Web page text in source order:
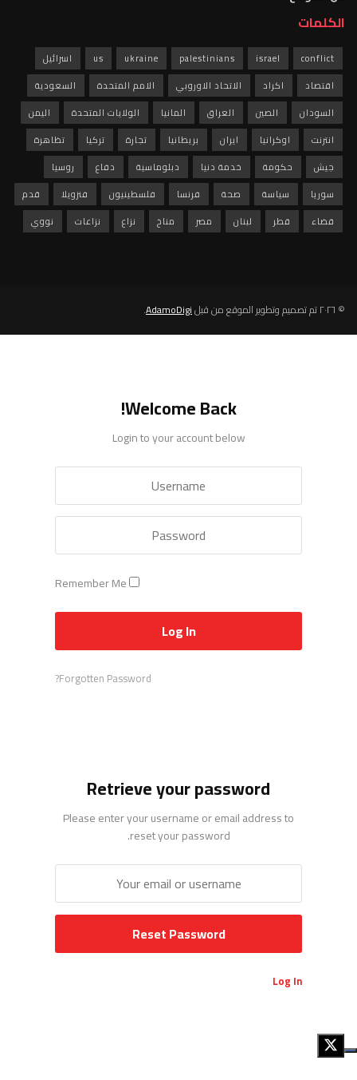
الكلمات
conflict
israel
palestinians
ukraine
us
اسرائيل
اقتصاد
اكراد الاتحاد الاوروبي الامم المتحدة
السعودية
السودان
الصين العراق المانيا الولايات المتحدة
اليمن
انترنت
اوكرانيا ايران بريطانيا تجارة تركيا
تظاهرة
جيش
حكومة خدمة دنيا دبلوماسية دفاع
روسيا
سوريا
سياسة صحة فرنسا فلسطينيون فنزويلا
قدم
قضاء
قطر لبنان مصر مناخ نزاع نزاعات نووي
© ٢٠٢٦ تم تصميم وتطوير الموقع من قبل AdamoDigi
.
Welcome Back!
Login to your account below
Remember Me
Forgotten Password?
Retrieve your password
Please enter your username or email address to
reset your password.
Log In